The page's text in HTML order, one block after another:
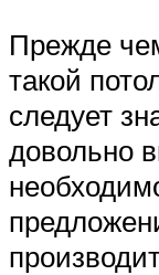
Прежде
такой
следует
довольно